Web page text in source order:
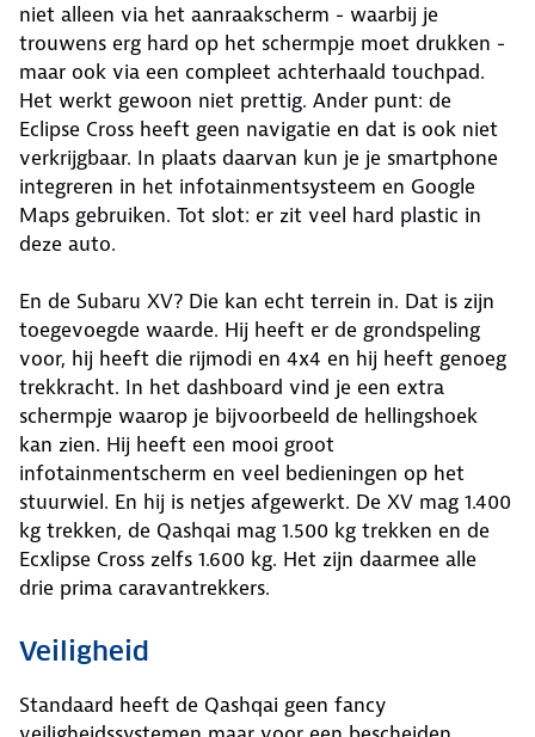
niet alleen via het aanraakscherm - waarbij je
trouwens erg hard op het schermpje moet drukken -
maar ook via een compleet achterhaald touchpad.
Het werkt gewoon niet prettig. Ander punt: de
Eclipse Cross heeft geen navigatie en dat is ook niet
verkrijgbaar. In plaats daarvan kun je je smartphone
integreren in het infotainmentsysteem en Google
Maps gebruiken. Tot slot: er zit veel hard plastic in
deze auto.
En de Subaru XV? Die kan echt terrein in. Dat is zijn
toegevoegde waarde. Hij heeft er de grondspeling
voor, hij heeft die rijmodi en 4x4 en hij heeft genoeg
trekkracht. In het dashboard vind je een extra
schermpje waarop je bijvoorbeeld de hellingshoek
kan zien. Hij heeft een mooi groot
infotainmentscherm en veel bedieningen op het
stuurwiel. En hij is netjes afgewerkt. De XV mag 1.400
kg trekken, de Qashqai mag 1.500 kg trekken en de
Ecxlipse Cross zelfs 1.600 kg. Het zijn daarmee alle
drie prima caravantrekkers.
Veiligheid
Standaard heeft de Qashqai geen fancy